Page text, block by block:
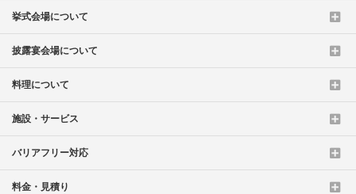
挙式会場について
披露宴会場について
料理について
施設・サービス
バリアフリー対応
料金・見積り